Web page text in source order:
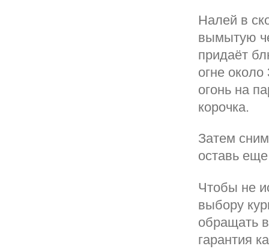
Налей в
вымытую
придаёт
огне около
огонь на
корочка.
Затем
оставь
Чтобы не
выбору
обращать
гарантия